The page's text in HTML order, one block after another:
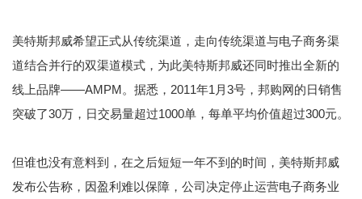
美特斯邦威希望正式从传统渠道，走向传统渠道与电子商务渠
道结合并行的双渠道模式，为此美特斯邦威还同时推出全新的
线上品牌——AMPM。据悉，2011年1月3号，邦购网的日销售
突破了30万，日交易量超过1000单，每单平均价值超过300元。
但谁也没有意料到，在之后短短一年不到的时间，美特斯邦威
发布公告称，因盈利难以保障，公司决定停止运营电子商务业